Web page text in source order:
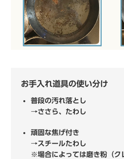
お手入れ道具の使い分け
普段の汚れ落とし
→ささら、たわし
頑固な焦げ付き
→スチールたわし
※場合によっては磨き粉（ク